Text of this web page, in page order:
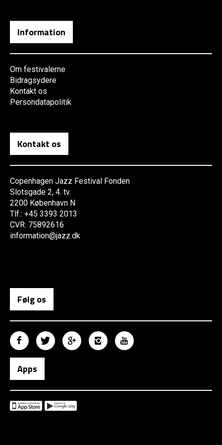
Information
Om festivalerne
Bidragsydere
Kontakt os
Persondatapolitik
Kontakt os
Copenhagen Jazz Festival Fonden
Slotsgade 2, 4. tv.
2200 København N
Tlf.: +45 3393 2013
CVR: 75892616
information@jazz.dk
Følg os
Apps